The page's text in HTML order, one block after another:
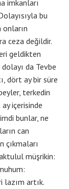
imkanları
bu
onların
ceza değildir.
geldikten
da Tevbe
dört ay bir süre
terkedin
içerisinde
bunlar, ne
can
çıkmaları
müşrikin:
lazım artık.